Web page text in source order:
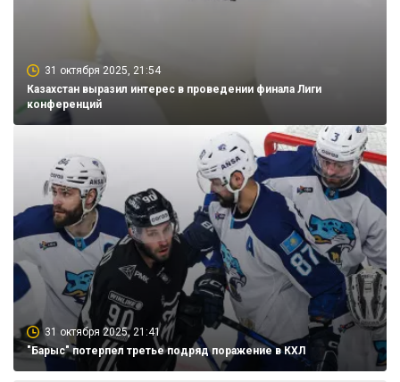
31 октября 2025, 21:54
Казахстан выразил интерес в проведении финала Лиги
конференций
31 октября 2025, 21:41
"Барыс" потерпел третье подряд поражение в КХЛ